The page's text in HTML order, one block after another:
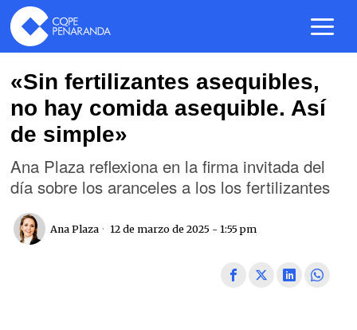
«Sin fertilizantes asequibles,
no hay comida asequible. Así
de simple»
Ana Plaza reflexiona en la firma invitada del
día sobre los aranceles a los los fertilizantes
Ana Plaza 12 de marzo de 2025 - 1:55 pm